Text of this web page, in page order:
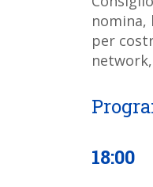
nomina,
per
18:00